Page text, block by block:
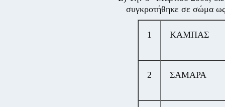
συγκροτήθηκε σε σώμα
1 ΚΑΜΠΑΣ
2 ΣΑΜΑΡΑ